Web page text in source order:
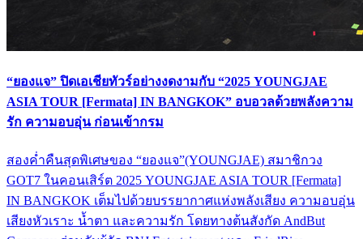
“ยองแจ” ปิดเอเชียทัวร์อย่างงดงามกับ “2025 YOUNGJAE
ASIA TOUR [Fermata] IN BANGKOK” อบอวลด้วยพลังความ
รัก ความอบอุ่น ก่อนเข้ากรม
สองค่ำคืนสุดพิเศษของ “ยองแจ”(YOUNGJAE) สมาชิกวง
GOT7 ในคอนเสิร์ต 2025 YOUNGJAE ASIA TOUR [Fermata]
IN BANGKOK เต็มไปด้วยบรรยากาศแห่งพลังเสียง ความอบอุ่น
เสียงหัวเราะ น้ำตา และความรัก โดยทางต้นสังกัด AndBut